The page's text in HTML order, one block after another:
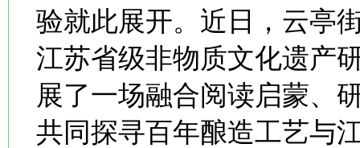
验就此展开。近日，云亭
江苏省级非物质文化遗
展了一场融合阅读启蒙、
共同探寻百年酿造工艺与